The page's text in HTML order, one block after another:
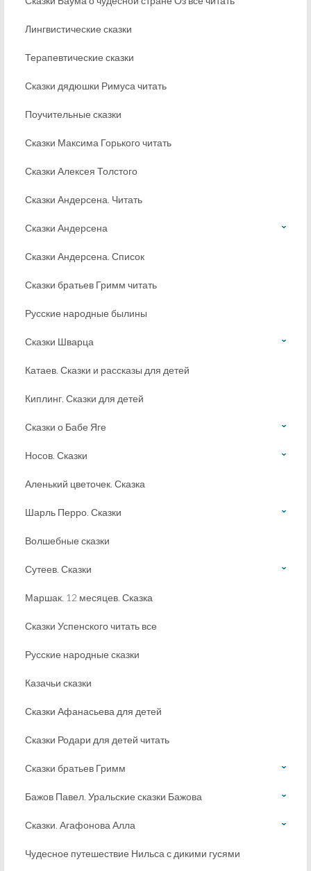
Лингвистические сказки
Терапевтические сказки
Сказки дядюшки Римуса читать
Поучительные сказки
Сказки Максима Горького читать
Сказки Алексея Толстого
Сказки Андерсена. Читать
Сказки Андерсена
Сказки Андерсена. Список
Сказки братьев Гримм читать
Русские народные былины
Сказки Шварца
Катаев. Сказки и рассказы для детей
Киплинг. Сказки для детей
Сказки о Бабе Яге
Носов. Сказки
Аленький цветочек. Сказка
Шарль Перро. Сказки
Волшебные сказки
Сутеев. Сказки
Маршак. 12 месяцев. Сказка
Сказки Успенского читать все
Русские народные сказки
Казачьи сказки
Сказки Афанасьева для детей
Сказки Родари для детей читать
Сказки братьев Гримм
Бажов Павел. Уральские сказки Бажова
Сказки. Агафонова Алла
Чудесное путешествие Нильса с дикими гусями